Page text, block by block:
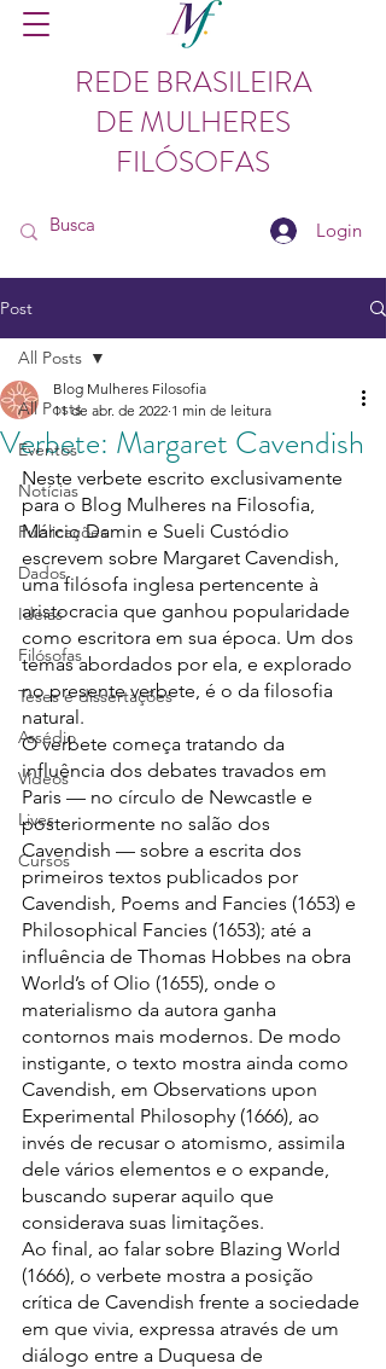
REDE BRASILEIRA
DE MULHERES
FILÓSOFAS
Login
Post
All Posts
Eventos
Notícias
Publicações
Dados
Ideias
Filósofas
Teses e dissertações
Assédio
Vídeos
Lives
Cursos
All Posts
Verbete: Margaret Cavendish
Blog Mulheres Filosofia
11 de abr. de 2022 1 min de leitura
Neste verbete escrito exclusivamente
para o Blog Mulheres na Filosofia,
Márcio Damin e Sueli Custódio
escrevem sobre Margaret Cavendish,
uma filósofa inglesa pertencente à
aristocracia que ganhou popularidade
como escritora em sua época. Um dos
temas abordados por ela, e explorado
no presente verbete, é o da filosofia
natural.
O verbete começa tratando da
influência dos debates travados em
Paris — no círculo de Newcastle e
posteriormente no salão dos
Cavendish — sobre a escrita dos
primeiros textos publicados por
Cavendish, Poems and Fancies (1653) e
Philosophical Fancies (1653); até a
influência de Thomas Hobbes na obra
World’s of Olio (1655), onde o
materialismo da autora ganha
contornos mais modernos. De modo
instigante, o texto mostra ainda como
Cavendish, em Observations upon
Experimental Philosophy (1666), ao
invés de recusar o atomismo, assimila
dele vários elementos e o expande,
buscando superar aquilo que
considerava suas limitações.
Ao final, ao falar sobre Blazing World
(1666), o verbete mostra a posição
crítica de Cavendish frente a sociedade
em que vivia, expressa através de um
diálogo entre a Duquesa de